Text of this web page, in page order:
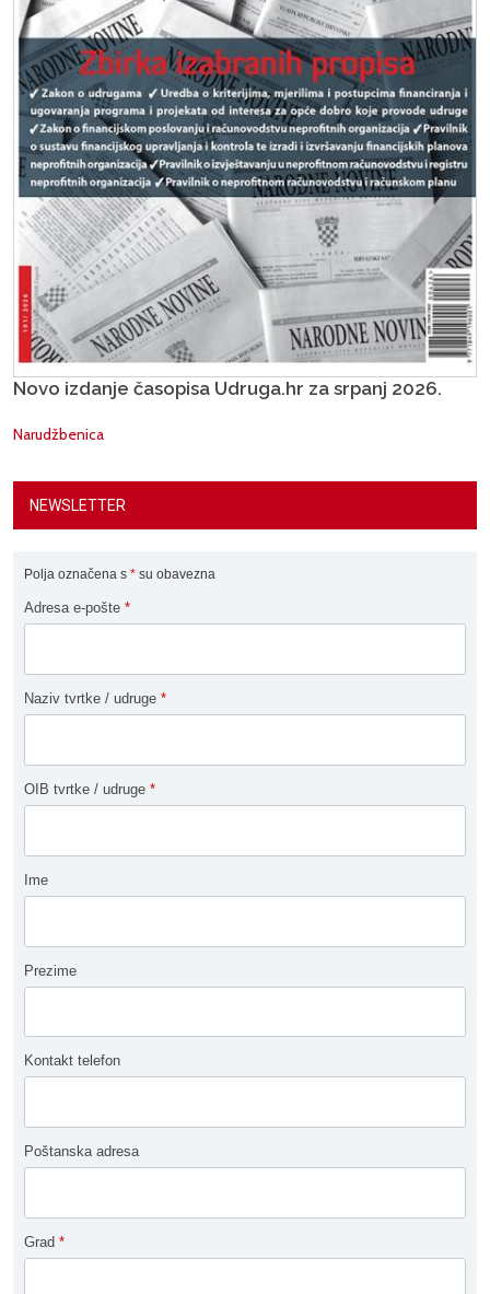
Novo izdanje časopisa Udruga.hr za srpanj 2026.
Narudžbenica
NEWSLETTER
Polja označena s * su obavezna
Adresa e-pošte *
Naziv tvrtke / udruge *
OIB tvrtke / udruge *
Ime
Prezime
Kontakt telefon
Poštanska adresa
Grad *